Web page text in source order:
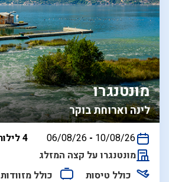
לינה וארוחת בוקר
מונטנגרו
בין
06/08/26 - 10/08/26
4 לילות
מונטנגרו על קצה המזלג
כולל טיסות
כולל מזוודות